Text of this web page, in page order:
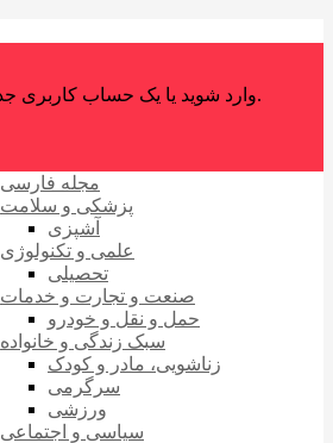
وارد شوید یا یک حساب کاربری جدید ایجاد کنید.
مجله فارسی
پزشکی و سلامت
آشپزی
علمی و تکنولوژی
تحصیلی
صنعت و تجارت و خدمات
حمل و نقل و خودرو
سبک زندگی و خانواده
زناشویی، مادر و کودک
سرگرمی
ورزشی
سیاسی و اجتماعی